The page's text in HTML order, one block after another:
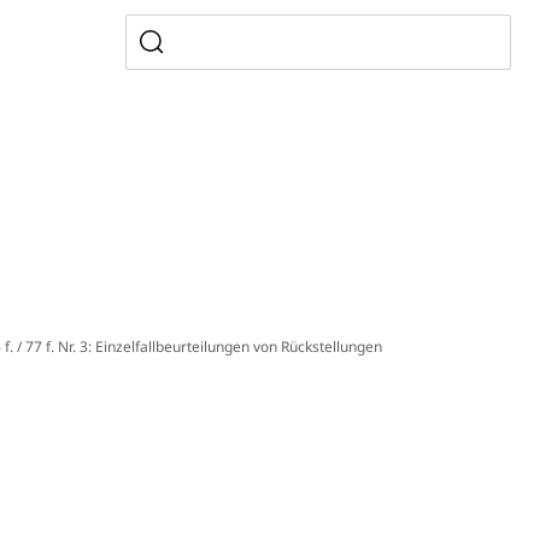
f. / 77 f. Nr. 3: Einzelfallbeurteilungen von Rückstellungen
Verlust des Bürgerrechts,